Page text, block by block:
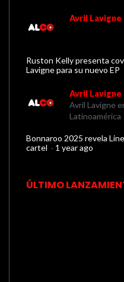
Avril Lavigne
Ruston Kelly presenta
Lavigne para su nuevo EP
Avril Lavigne
Avril Lavigne
Latinoamérica
Bonnaroo 2025 revela
cartel · 1 year ago
ÚLTIMO